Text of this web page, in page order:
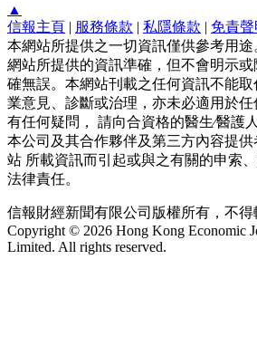
▲
信報主頁 | 服務條款 | 私隱條款 | 免責聲
本網站所提供之一切資訊僅供參考用
網站所提供的資訊準確，但不會明示
確無誤。本網站刊載之任何資訊不能取
業意見、診斷或治理，亦未必適用於
有任何疑問， 請向合資格的醫生∕醫護
本公司及其合作夥伴及第三方內容提
站 所載資訊而引起或與之有關的申索
法律責任。
信報財經新聞有限公司版權所有，不得
Copyright © 2026 Hong Kong Economic
Limited. All rights reserved.